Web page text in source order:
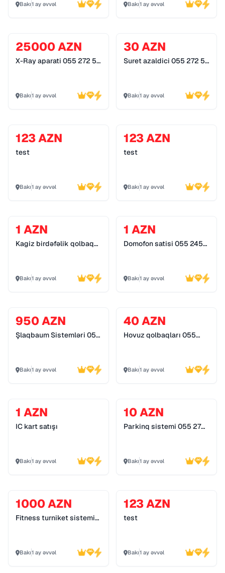
Bakı1 ay əvvəl Bakı1 ay əvvəl
25000 AZN
X-Ray aparati 055 272 55
Bakı1 ay əvvəl
30 AZN
Suret azaldici 055 272 55
Bakı1 ay əvvəl
123 AZN
test
Bakı1 ay əvvəl
123 AZN
test
Bakı1 ay əvvəl
1 AZN
Kagiz birdəfəlik qolbaq
Bakı1 ay əvvəl
1 AZN
Domofon satisi 055 245
Bakı1 ay əvvəl
950 AZN
Şlaqbaum Sistemləri 055
Bakı1 ay əvvəl
40 AZN
Hovuz qolbaqları 055
Bakı1 ay əvvəl
1 AZN
IC kart satışı
Bakı1 ay əvvəl
10 AZN
Parkinq sistemi 055 272
Bakı1 ay əvvəl
1000 AZN
Fitness turniket sistemi
Bakı1 ay əvvəl
123 AZN
test
Bakı1 ay əvvəl